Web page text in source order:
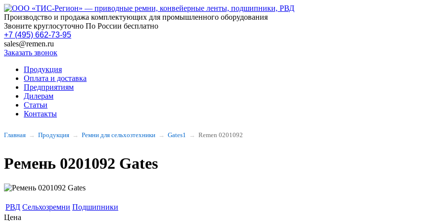
Производство и продажа комплектующих для промышленного оборудования
Звоните круглосуточно По России бесплатно
+7 (495) 662-73-95
sales@remen.ru
Заказать звонок
Продукция
Оплата и доставка
Предприятиям
Дилерам
Статьи
Контакты
Главная Продукция Ремни для сельхозтехники Gates1 Remen 0201092
Ремень 0201092 Gates
РВД Сельхозремни Подшипники
Цена